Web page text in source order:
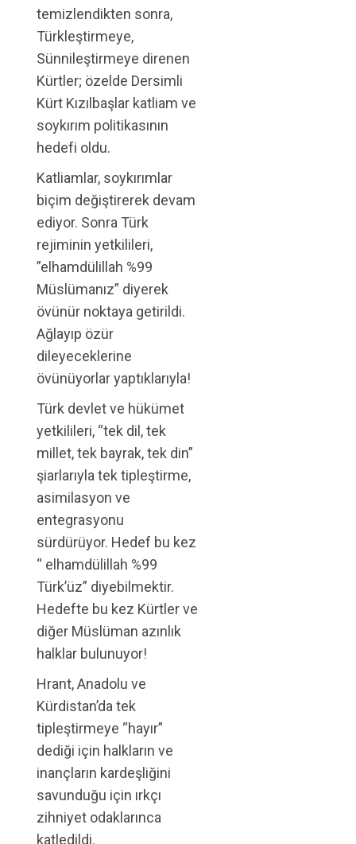
temizlendikten sonra,
Türkleştirmeye,
Sünnileştirmeye direnen
Kürtler; özelde Dersimli
Kürt Kızılbaşlar katliam ve
soykırım politikasının
hedefi oldu.
Katliamlar, soykırımlar
biçim değiştirerek devam
ediyor. Sonra Türk
rejiminin yetkilileri,
”elhamdülillah %99
Müslümanız” diyerek
övünür noktaya getirildi.
Ağlayıp özür
dileyeceklerine
övünüyorlar yaptıklarıyla!
Türk devlet ve hükümet
yetkilileri, “tek dil, tek
millet, tek bayrak, tek din”
şiarlarıyla tek tipleştirme,
asimilasyon ve
entegrasyonu
sürdürüyor. Hedef bu kez
“ elhamdülillah %99
Türk’üz” diyebilmektir.
Hedefte bu kez Kürtler ve
diğer Müslüman azınlık
halklar bulunuyor!
Hrant, Anadolu ve
Kürdistan’da tek
tipleştirmeye “hayır”
dediği için halkların ve
inançların kardeşliğini
savunduğu için ırkçı
zihniyet odaklarınca
katledildi.